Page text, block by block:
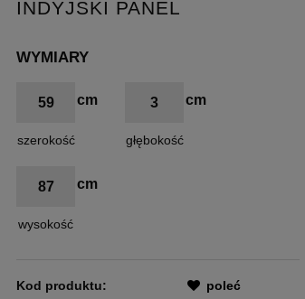
INDYJSKI PANEL
WYMIARY
59
szerokość
3
głębokość
87
wysokość
Kod produktu:
poleć